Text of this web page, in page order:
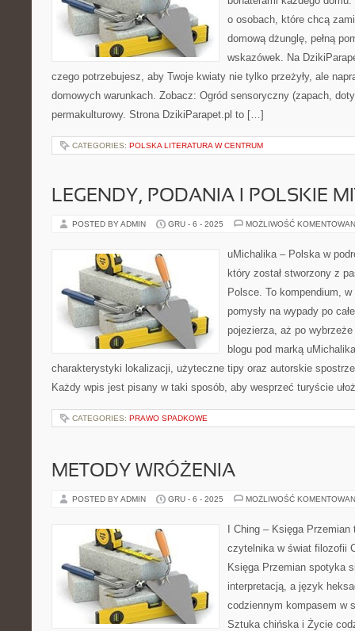
o osobach, które chcą
domową dżunglę, pełną
wskazówek. Na
czego potrzebujesz, aby Twoje kwiaty nie tylko przeżyły, ale
domowych warunkach. Zobacz: Ogród sensoryczny (zapach,
permakulturowy. Strona DzikiParapet.pl to […]
CATEGORIES: POLSKA LITERATURA W CENTRUM
LEGENDY, PODANIA I POLSKIE
POSTED BY ADMIN GRU - 6 - 2025 MOŻLIWOŚĆ
uMichalika – Polska w
który został stworzony z
Polsce. To kompendium,
pomysły na wypady po
pojezierza, aż po
blogu pod marką
charakterystyki lokalizacji, użyteczne tipy oraz autorskie
Każdy wpis jest pisany w taki sposób, aby wesprzeć turyście
CATEGORIES: PRAWO SPADKOWE
METODY WRÓŻENIA
POSTED BY ADMIN GRU - 6 - 2025 MOŻLIWOŚĆ
I Ching – Księga
czytelnika w świat filozofii
Księga Przemian spotyka
interpretacją, a język
codziennym kompasem w
Sztuka chińska i Życie